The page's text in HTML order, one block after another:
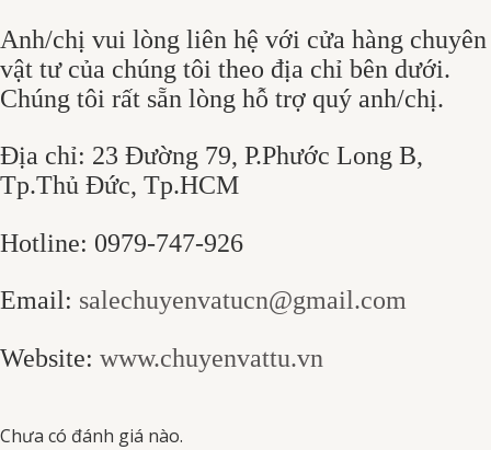
Anh/chị vui lòng liên hệ với cửa hàng chuyên
vật tư của chúng tôi theo địa chỉ bên dưới.
Chúng tôi rất sẵn lòng hỗ trợ quý anh/chị.
Địa chỉ: 23 Đường 79, P.Phước Long B,
Tp.Thủ Đức, Tp.HCM
Hotline: 0979-747-926
Email: salechuyenvatucn@gmail.com
Website: www.chuyenvattu.vn
Chưa có đánh giá nào.